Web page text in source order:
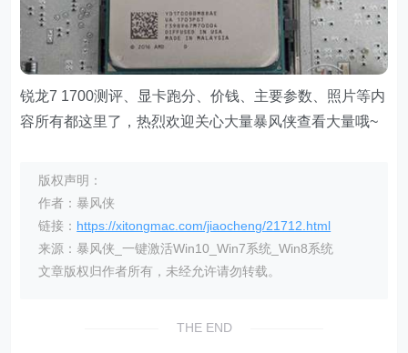
锐龙7 1700测评、显卡跑分、价钱、主要参数、照片等内
容所有都这里了，热烈欢迎关心大量暴风侠查看大量哦~
版权声明：
作者：暴风侠
链接： https://xitongmac.com/jiaocheng/21712.html
来源：暴风侠_一键激活Win10_Win7系统_Win8系统
文章版权归作者所有，未经允许请勿转载。
THE END